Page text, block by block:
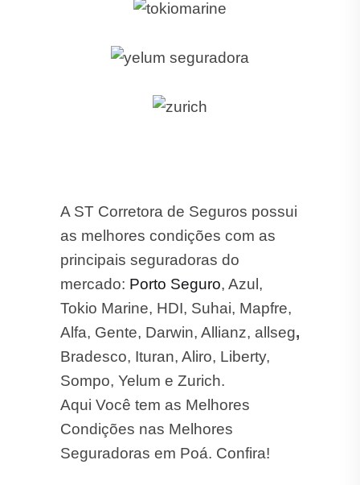
A ST Corretora de Seguros possui
as melhores condições com as
principais seguradoras do
mercado: Porto Seguro, Azul,
Tokio Marine, HDI, Suhai, Mapfre,
Alfa, Gente, Darwin, Allianz, allseg,
Bradesco, Ituran, Aliro, Liberty,
Sompo, Yelum e Zurich.
Aqui Você tem as Melhores
Condições nas Melhores
Seguradoras em Poá. Confira!